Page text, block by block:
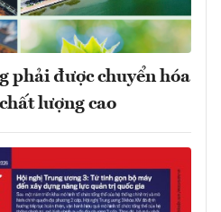
phải được chuyển hóa
lượng cao